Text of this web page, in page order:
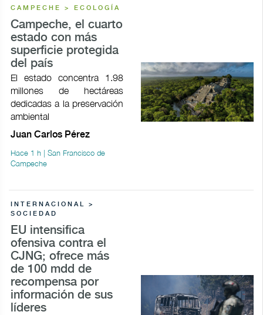
CAMPECHE > ECOLOGÍA
Campeche, el cuarto
estado con más
superficie protegida
del país
El estado concentra 1.98
millones de hectáreas
dedicadas a la preservación
ambiental
Juan Carlos Pérez
Hace 1 h | San Francisco de
Campeche
INTERNACIONAL >
SOCIEDAD
EU intensifica
ofensiva contra el
CJNG; ofrece más
de 100 mdd de
recompensa por
información de sus
líderes